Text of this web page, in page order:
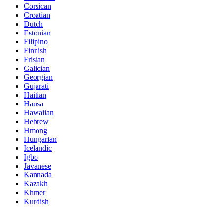
Corsican
Croatian
Dutch
Estonian
Filipino
Finnish
Frisian
Galician
Georgian
Gujarati
Haitian
Hausa
Hawaiian
Hebrew
Hmong
Hungarian
Icelandic
Igbo
Javanese
Kannada
Kazakh
Khmer
Kurdish